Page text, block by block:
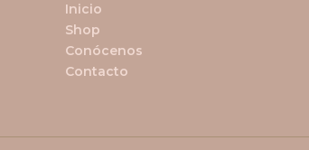
Inicio
Shop
Conócenos
Contacto